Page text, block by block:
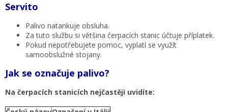
Servito
Palivo natankuje obsluha.
Za tuto službu si většina čerpacích stanic účtuje příplatek.
Pokud nepotřebujete pomoc, vyplatí se využít
samoobslužné stojany.
Jak se označuje palivo?
Na čerpacích stanicích nejčastěji uvidíte: